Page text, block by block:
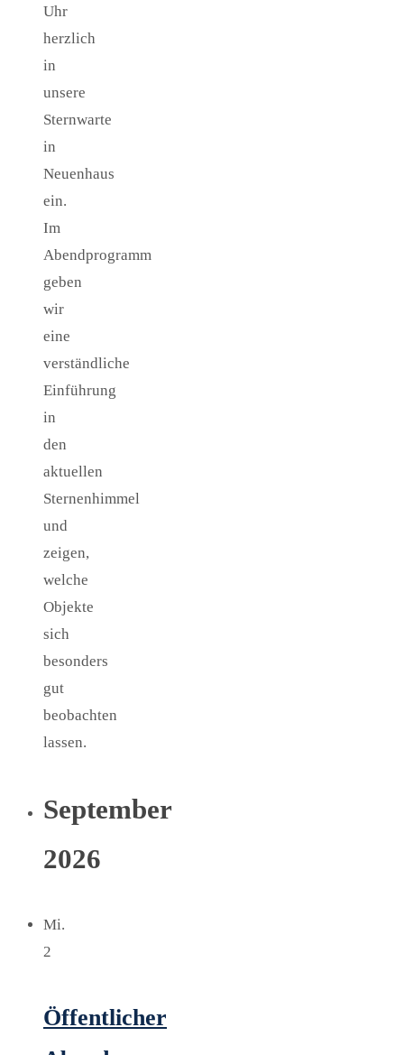
Uhr
herzlich
in
unsere
Sternwarte
in
Neuenhaus
ein.
Im
Abendprogramm
geben
wir
eine
verständliche
Einführung
in
den
aktuellen
Sternenhimmel
und
zeigen,
welche
Objekte
sich
besonders
gut
beobachten
lassen.
September
2026
Mi.
2
Öffentlicher